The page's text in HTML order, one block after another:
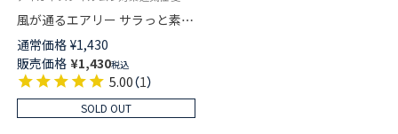
風が通るエアリー サラっと素材
無地 ミドル丈 ソックス メンズ
日本製 NAIGAI STYLE
02352620
通常価格 ¥1,430
販売価格 ¥1,430税込
5.00（1）
SOLD OUT